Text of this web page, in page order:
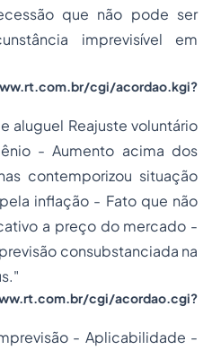
que não pode ser
imprevisível em
cgi/acordao.kgi?
aluguel Reajuste voluntário
- Aumento acima dos
contemporizou situação
inflação - Fato que não
a preço do mercado -
consubstanciada na
."
cgi/acordao.cgi?
- Aplicabilidade -